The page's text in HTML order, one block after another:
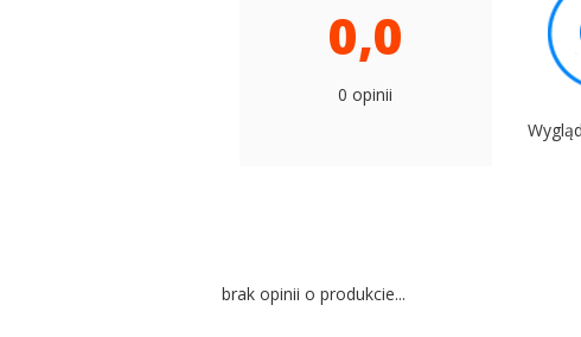
0,0
0 opinii
brak opinii o produkcie...